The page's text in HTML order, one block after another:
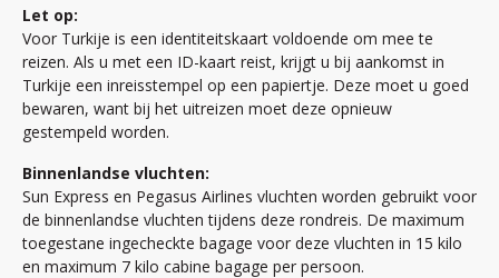
Let op:
Voor Turkije is een identiteitskaart voldoende om mee te
reizen. Als u met een ID-kaart reist, krijgt u bij aankomst in
Turkije een inreisstempel op een papiertje. Deze moet u goed
bewaren, want bij het uitreizen moet deze opnieuw
gestempeld worden.
Binnenlandse vluchten:
Sun Express en Pegasus Airlines vluchten worden gebruikt voor
de binnenlandse vluchten tijdens deze rondreis. De maximum
toegestane ingecheckte bagage voor deze vluchten in 15 kilo
en maximum 7 kilo cabine bagage per persoon.